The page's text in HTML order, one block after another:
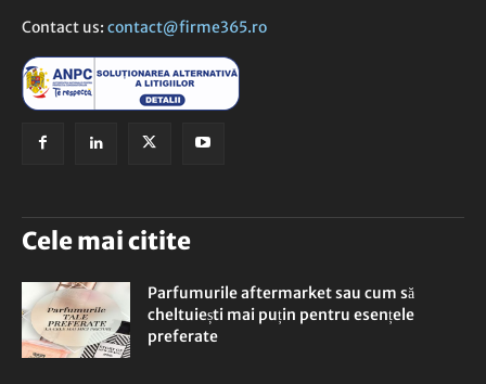
Contact us: contact@firme365.ro
Cele mai citite
Parfumurile aftermarket sau cum să
cheltuiești mai puțin pentru esențele
preferate